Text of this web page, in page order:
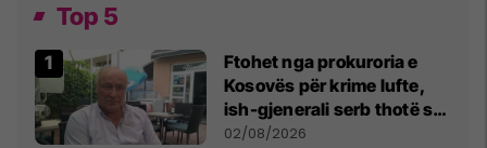
Top 5
Ftohet nga prokuroria e
Kosovës për krime lufte,
ish-gjenerali serb thotë se
dikush e tradhtoi në
02/08/2026